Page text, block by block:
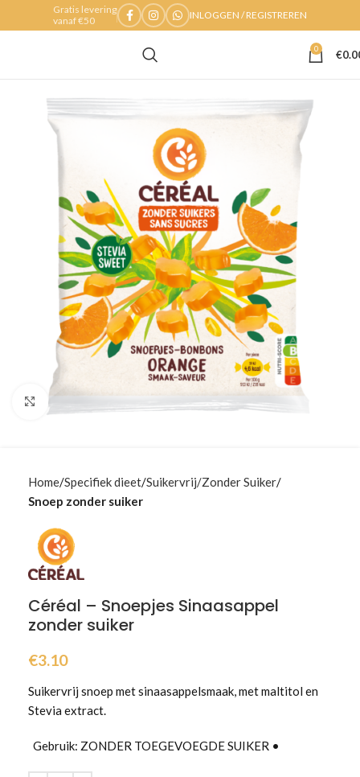
Gratis levering
vanaf €50
INLOGGEN / REGISTREREN
0 €
Klik om te vergroten
Home Specifiek dieet Suikervrij/Zonder Suiker
Snoep zonder suiker
Céréal – Snoepjes Sinaasappel
zonder suiker
€3.10
Suikervrij snoep met sinaasappelsmaak, met maltitol en
Stevia extract.
Gebruik: ZONDER TOEGEVOEGDE SUIKER •